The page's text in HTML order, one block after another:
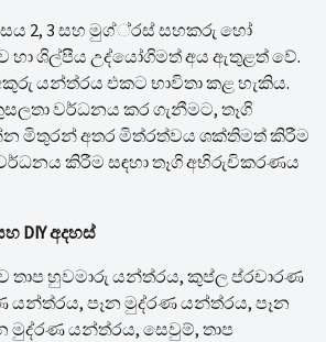
2, 3 සහ මුග්්රස් සහකරු හෝ
හා ශිල්පීය උද්යෝගිමත් අය ඇතුළත් වේ.
යන්ත්රය එකට භාවිතා කළ හැකිය.
වර්ධනය කර ගැනීමට, තෑගි
මිතුරන් අතර මිත්රත්වය ශක්තිමත් කිරීම
කිරීම සඳහා තෑගි අභිරුචිකරණය
DIY අදහස්
තාප හුවමාරු යන්ත්රය, කුප්ල ප්රචාරණ
යන්ත්රය, පෑන මුද්රණ යන්ත්රය, පෑන
මුද්රණ යන්ත්රය, සෙවුම්, තාප